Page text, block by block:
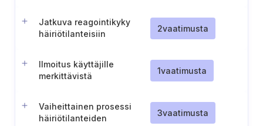
Jatkuva reagointikyky
häiriötilanteisiin
2vaatimusta
Ilmoitus käyttäjille
merkittävistä
1vaatimusta
Vaiheittainen prosessi
häiriötilanteiden
3vaatimusta